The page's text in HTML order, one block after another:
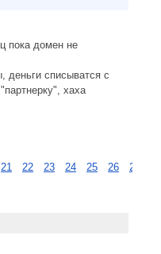
пока домен не
деньги списыватся с
хаха
21 22 23 24 25 26 27